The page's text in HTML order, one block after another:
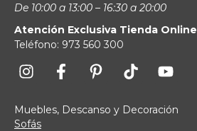
De 10:00 a 13:00 – 16:30 a 20:00
Atención Exclusiva Tienda Online
Teléfono: 973 560 300
Muebles, Descanso y Decoración
Sofás